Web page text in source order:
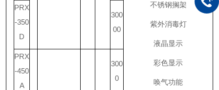
不锈钢搁架
紫外消毒灯
液晶显示
彩色显示
唤气功能
PRX
-350
D
300
00
PRX
-450
A
300
0